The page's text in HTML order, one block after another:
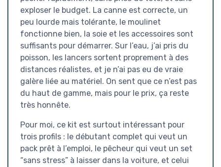
exploser le budget. La canne est correcte, un
peu lourde mais tolérante, le moulinet
fonctionne bien, la soie et les accessoires sont
suffisants pour démarrer. Sur l’eau, j’ai pris du
poisson, les lancers sortent proprement à des
distances réalistes, et je n’ai pas eu de vraie
galère liée au matériel. On sent que ce n’est pas
du haut de gamme, mais pour le prix, ça reste
très honnête.
Pour moi, ce kit est surtout intéressant pour
trois profils : le débutant complet qui veut un
pack prêt à l’emploi, le pêcheur qui veut un set
“sans stress” à laisser dans la voiture, et celui